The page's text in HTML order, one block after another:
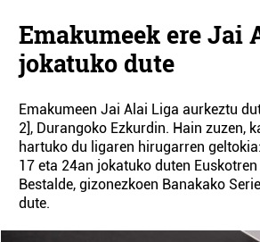
Emakumeek ere Jai
jokatuko dute
Emakumeen Jai Alai Liga aurkeztu
2], Durangoko Ezkurdin. Hain zuzen,
hartuko du ligaren hirugarren
17 eta 24an jokatuko duten
Bestalde, gizonezkoen Banakako
dute.